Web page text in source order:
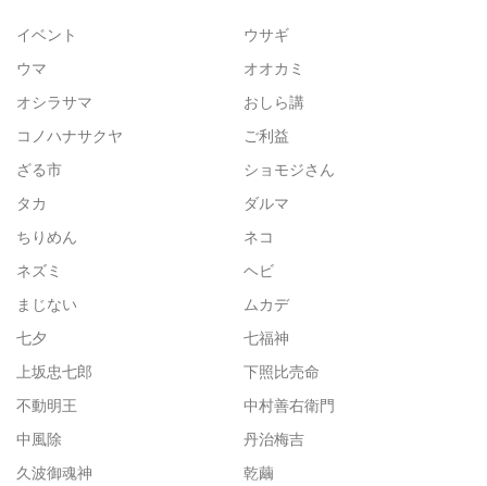
イベント
ウサギ
ウマ
オオカミ
オシラサマ
おしら講
コノハナサクヤ
ご利益
ざる市
ショモジさん
タカ
ダルマ
ちりめん
ネコ
ネズミ
ヘビ
まじない
ムカデ
七夕
七福神
上坂忠七郎
下照比売命
不動明王
中村善右衛門
中風除
丹治梅吉
久波御魂神
乾繭